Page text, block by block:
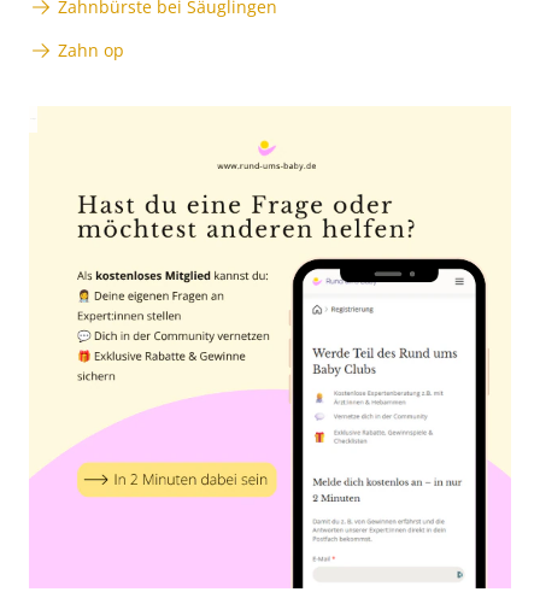
Zahnbürste bei Säuglingen
Zahn op